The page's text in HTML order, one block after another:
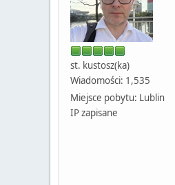
st. kustosz(ka)
Wiadomości: 1,535
Miejsce pobytu: Lublin
IP zapisane